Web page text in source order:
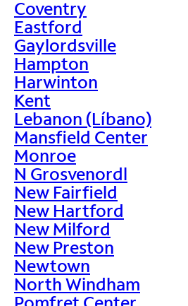
Coventry
Eastford
Gaylordsville
Hampton
Harwinton
Kent
Lebanon (Líbano)
Mansfield Center
Monroe
N Grosvenordl
New Fairfield
New Hartford
New Milford
New Preston
Newtown
North Windham